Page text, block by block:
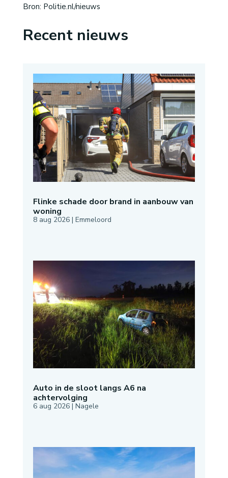
Bron: Politie.nl/nieuws
Recent nieuws
Flinke schade door brand in aanbouw van
woning
8 aug 2026| Emmeloord
Auto in de sloot langs A6 na
achtervolging
6 aug 2026| Nagele